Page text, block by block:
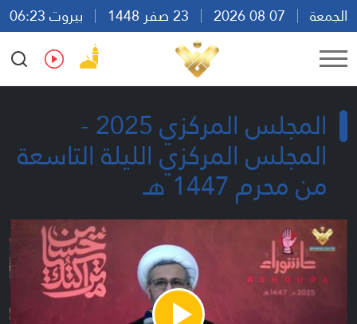
الجمعة
بيروت 06:23
Ar
En Fr Es
المجلس المركزي 2025 -
المجلس المركزي الليلة التاسعة
من محرم 1447 هـ
Play